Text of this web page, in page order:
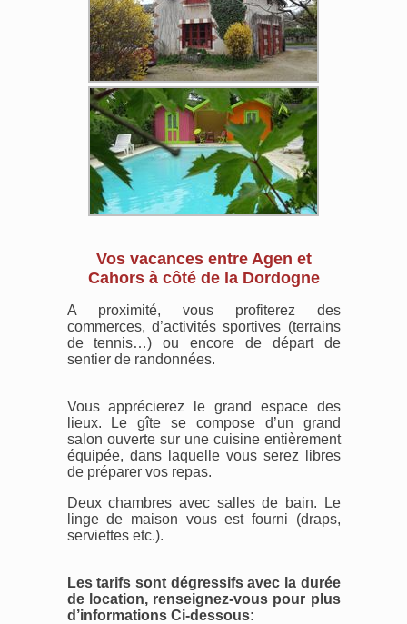
Vos vacances entre Agen et
Cahors à côté de la Dordogne
A proximité, vous profiterez des
commerces, d’activités sportives (terrains
de tennis…) ou encore de départ de
sentier de randonnées.
Vous apprécierez le grand espace des
lieux. Le gîte se compose d’un grand
salon ouverte sur une cuisine entièrement
équipée, dans laquelle vous serez libres
de préparer vos repas.
Deux chambres avec salles de bain. Le
linge de maison vous est fourni (draps,
serviettes etc.).
Les tarifs sont dégressifs avec la durée
de location, renseignez-vous pour plus
d’informations Ci-dessous: